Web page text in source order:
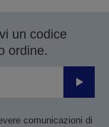
un codice
ordine.
Invia
comunicazioni di